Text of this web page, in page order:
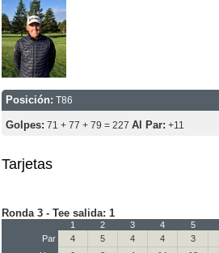
Posición: T86
Golpes: 71 + 77 + 79 = 227 Al Par: +11
Tarjetas
Ronda 3 - Tee salida: 1
1 2 3 4 5
Par
4 5 4 4 3